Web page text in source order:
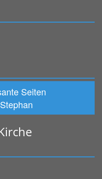
Seiten